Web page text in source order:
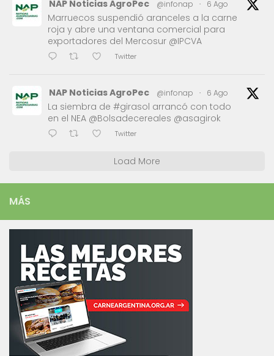
NAP Noticias AgroPec @infonap · 6 Ago
Marruecos suspendió aranceles a la carne
roja y abre una ventana comercial para
exportadores del Mercosur @IPCVA
Twitter
NAP Noticias AgroPec @infonap · 6 Ago
La siembra de #girasol arrancó con todo
en el NEA @Bolsadecereales @asagirok
Twitter
Load More
MÁS